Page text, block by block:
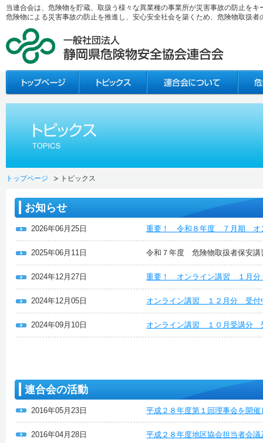
当連合会は、危険物を貯蔵、取扱う様々な異業種の事業所が災害事故の防止を
危険物による災害事故の防止を推進し、安心安全社会を築くため、危険物取扱
トップページ トピックス
お知らせ
2026年06月25日 重要！ 令和８年度 ７月期 オ
2025年06月11日 令和７年度 危険物取扱者保安
2024年12月27日 重要！ オンライン講習 １月分
2024年12月05日 オンライン講習 １２月分 受付
2024年09月10日 オンライン講習 １０月受講分
連合会の活動
2016年05月23日 平成２８年度第１回理事会を開催
2016年04月28日 平成２８年度地区協会担当者会